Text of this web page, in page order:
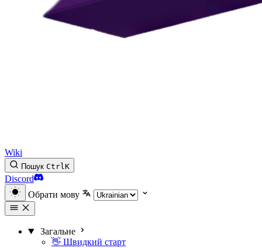
Wiki
Пошук CtrlK
Discord
Обрати мову
Загальне
👋 Швидкий старт